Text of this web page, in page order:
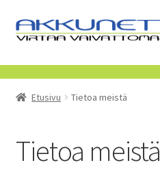
Siirry
navigointiin
Siirry
sisältöön
Kauppa
Tietoa meistä
Yrityksille
Etusivu Tietoa meistä
Tietoa meistä